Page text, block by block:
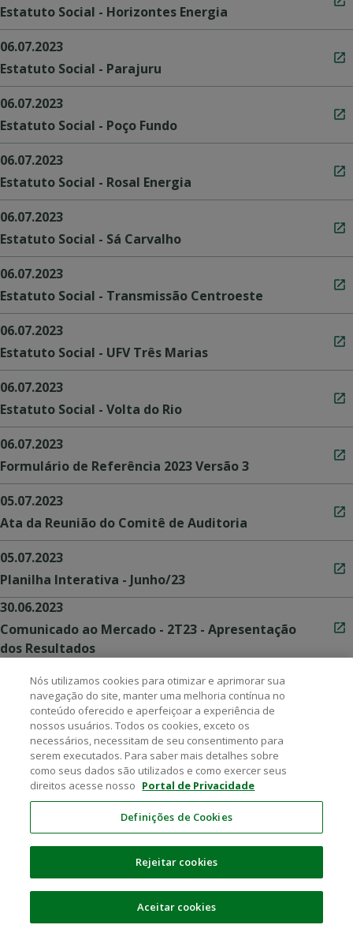
Estatuto Social - Horizontes Energia
06.07.2023
Estatuto Social - Parajuru
06.07.2023
Estatuto Social - Poço Fundo
06.07.2023
Estatuto Social - Rosal Energia
06.07.2023
Estatuto Social - Sá Carvalho
06.07.2023
Estatuto Social - Transmissão Centroeste
06.07.2023
Estatuto Social - UFV Três Marias
06.07.2023
Estatuto Social - Volta do Rio
06.07.2023
Formulário de Referência 2023 Versão 3
05.07.2023
Ata da Reunião do Comitê de Auditoria
05.07.2023
Planilha Interativa - Junho/23
30.06.2023
Comunicado ao Mercado - 2T23 - Apresentação
dos Resultados
30.06.2023
Conferência dos Resultados 2T23
30.06.2023
Demonstrações Financeiras Intermediárias
30.06.2023
Instr. CVM nº 358, art 11 - Posição Consolidada
30.06.2023
ITR Gasmig 2T23
Nós utilizamos cookies para otimizar e aprimorar sua
navegação do site, manter uma melhoria contínua no
conteúdo oferecido e aperfeiçoar a experiência de
nossos usuários. Todos os cookies, exceto os
necessários, necessitam de seu consentimento para
serem executados. Para saber mais detalhes sobre
como seus dados são utilizados e como exercer seus
direitos acesse nosso Portal de Privacidade
Definições de Cookies
Rejeitar cookies
Aceitar cookies